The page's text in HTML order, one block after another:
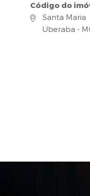
Código do
Santa Maria
Uberaba -